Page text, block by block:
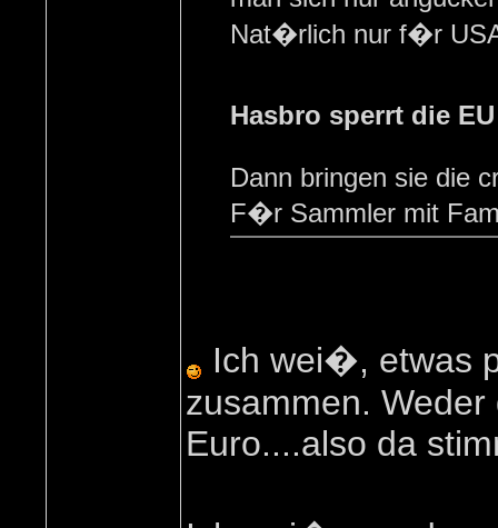
Nat�rlich nur f�r
Hasbro sperrt die
Dann bringen sie die
F�r Sammler mit
Ich wei�, etwas
zusammen.
Euro....also da